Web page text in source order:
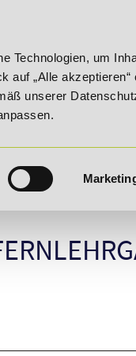
Technologien, um
auf „Alle akzeptieren“
unserer
20% Rabatt